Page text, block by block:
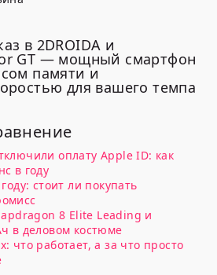
в 2DROIDA и
GT — мощный смартфон
памяти и
для вашего темпа
оплату Apple ID: как
в году
стоит ли покупать
8 Elite Leading и
в деловом костюме
что работает, а за что просто